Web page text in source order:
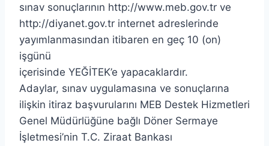
sınav sonuçlarının http://www.meb.gov.tr ve
http://diyanet.gov.tr internet adreslerinde
yayımlanmasından itibaren en geç 10 (on)
işgünü
içerisinde YEĞİTEK’e yapacaklardır.
Adaylar, sınav uygulamasına ve sonuçlarına
ilişkin itiraz başvurularını MEB Destek Hizmetleri
Genel Müdürlüğüne bağlı Döner Sermaye
İşletmesi’nin T.C. Ziraat Bankası